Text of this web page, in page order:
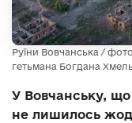
Руїни Вовчанська /
гетьмана Богдана
У Вовчанську, що
не лишилось